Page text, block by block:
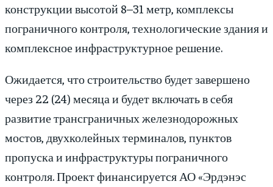
конструкции высотой 8–31 метр, комплексы
пограничного контроля, технологические здания и
комплексное инфраструктурное решение.
Ожидается, что строительство будет завершено
через 22 (24) месяца и будет включать в себя
развитие трансграничных железнодорожных
мостов, двухколейных терминалов, пунктов
пропуска и инфраструктуры пограничного
контроля. Проект финансируется АО «Эрдэнэс